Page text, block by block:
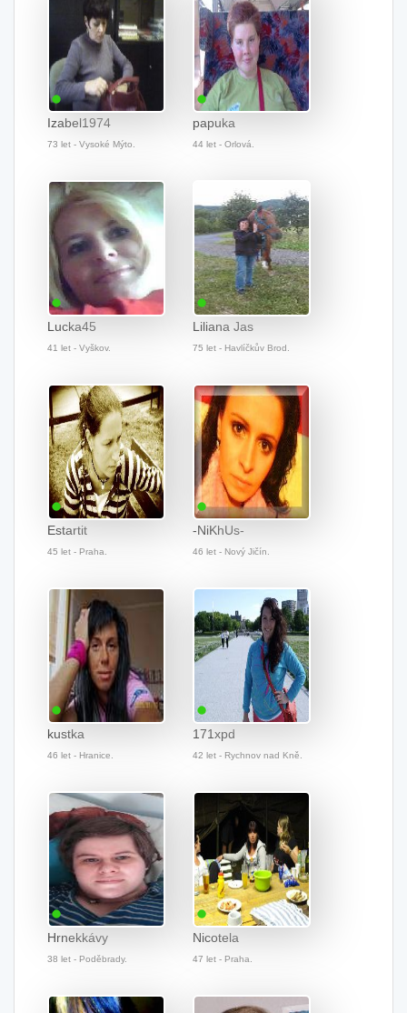
Izabel1974
73 let - Vysoké Mýto.
papuka
44 let - Orlová.
Lucka45
41 let - Vyškov.
Liliana Jas
75 let - Havlíčkův Brod.
Estartit
45 let - Praha.
-NiKhUs-
46 let - Nový Jičín.
kustka
46 let - Hranice.
171xpd
42 let - Rychnov nad Kně.
Hrnekkávy
38 let - Poděbrady.
Nicotela
47 let - Praha.